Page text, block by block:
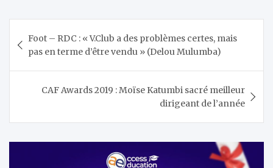
de
l’article
Foot – RDC : « V.Club a des problèmes certes, mais
pas en terme d’être vendu » (Delou Mulumba)
CAF Awards 2019 : Moïse Katumbi sacré meilleur
dirigeant de l’année